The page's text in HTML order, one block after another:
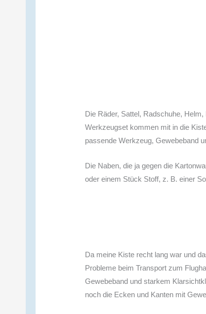
Die Räder, Sattel, Radschuhe,
Werkzeugset kommen mit in die
passende Werkzeug, Gewebeband
Die Naben, die ja gegen die
oder einem Stück Stoff, z. B. einer
Da meine Kiste recht lang war und
Probleme beim Transport zum
Gewebeband und starkem
noch die Ecken und Kanten mit